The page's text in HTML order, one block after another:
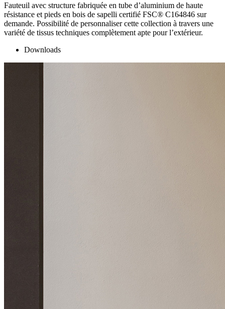
Fauteuil avec structure fabriquée en tube d’aluminium de haute
résistance et pieds en bois de sapelli certifié FSC® C164846 sur
demande. Possibilité de personnaliser cette collection à travers une
variété de tissus techniques complètement apte pour l’extérieur.
Downloads